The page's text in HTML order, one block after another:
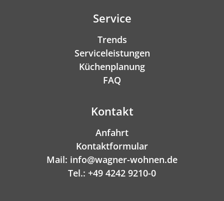
Service
Trends
Serviceleistungen
Küchenplanung
FAQ
Kontakt
Anfahrt
Kontaktformular
Mail: info@wagner-wohnen.de
Tel.: +49 4242 9210-0